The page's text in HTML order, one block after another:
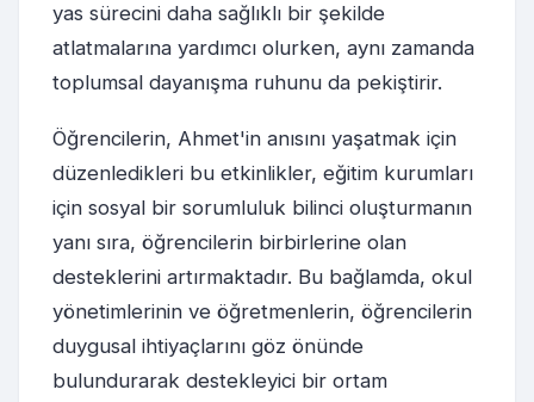
yas sürecini daha sağlıklı bir şekilde
atlatmalarına yardımcı olurken, aynı zamanda
toplumsal dayanışma ruhunu da pekiştirir.
Öğrencilerin, Ahmet'in anısını yaşatmak için
düzenledikleri bu etkinlikler, eğitim kurumları
için sosyal bir sorumluluk bilinci oluşturmanın
yanı sıra, öğrencilerin birbirlerine olan
desteklerini artırmaktadır. Bu bağlamda, okul
yönetimlerinin ve öğretmenlerin, öğrencilerin
duygusal ihtiyaçlarını göz önünde
bulundurarak destekleyici bir ortam